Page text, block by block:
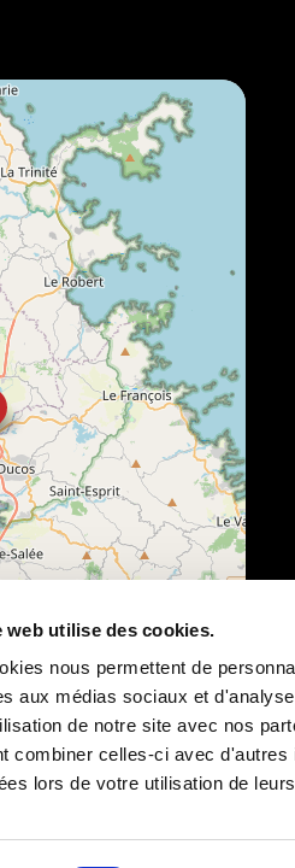
web utilise des cookies.
nous permettent de
aux médias sociaux et
de notre site avec nos
combiner celles-ci avec
lors de votre utilisation de
Leaflet |©OpenStreetMapcontributors